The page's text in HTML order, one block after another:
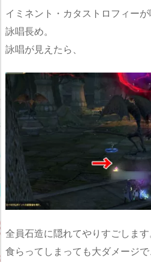
イミネント・カタストロフィーが
詠唱長め。
詠唱が見えたら、
全員石造に隠れてやりすごします
食らってしまっても大ダメージで